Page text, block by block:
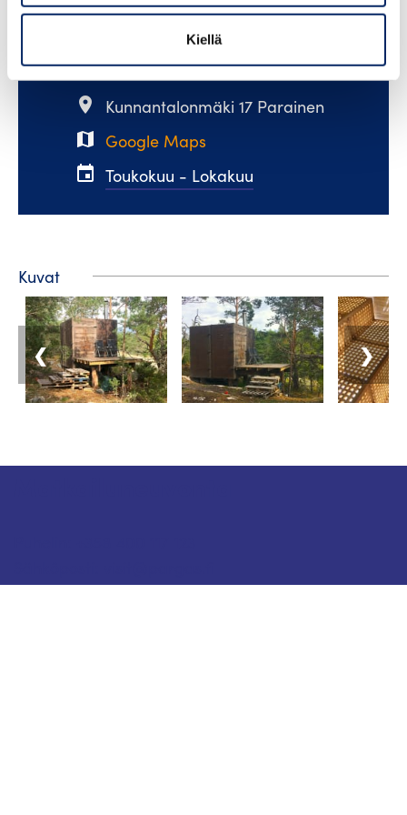
Kiellä
+358440552253
web visitinio.fi
place
Kunnantalonmäki 17 Parainen
map Google Maps
event Toukokuu - Lokakuu
Kuvat
❮ ❯